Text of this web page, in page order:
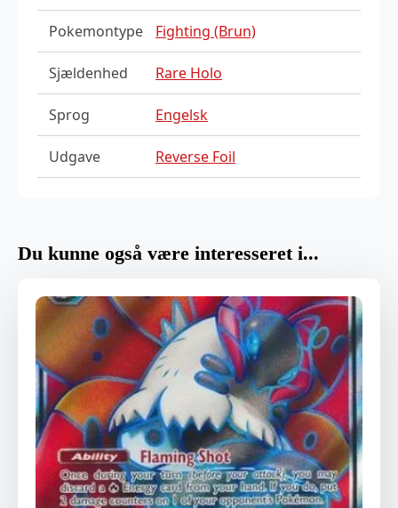
Pokemontype Fighting (Brun)
Sjældenhed Rare Holo
Sprog Engelsk
Udgave Reverse Foil
Du kunne også være interesseret i...